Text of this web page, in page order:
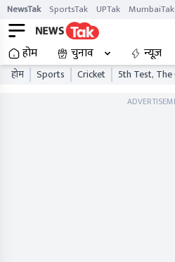
NewsTak SportsTak UPTak MumbaiTak
होम चुनाव न्यूज़
होम Sports Cricket 5th Test, The